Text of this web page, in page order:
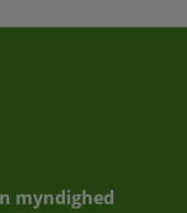
myndighed